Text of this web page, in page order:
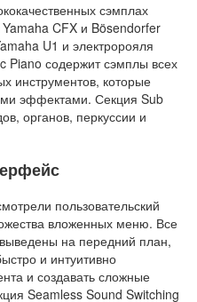
сэмплах
CFX и Bösendorfer
U1 и электророяля
Piano содержит сэмплы всех
инструментов, которые
эффектами. Секция Sub
органов, перкуссии и
пользовательский
вложенных меню. Все
на передний план,
и интуитивно
и создавать сложные
Seamless Sound Switching